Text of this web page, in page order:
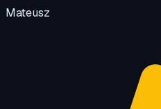
Mateusz